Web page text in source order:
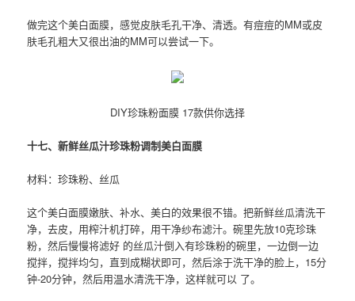
做完这个美白面膜，感觉皮肤毛孔干净、清透。有痘痘的MM或皮
肤毛孔粗大又很出油的MM可以尝试一下。
DIY珍珠粉面膜 17款供你选择
十七、新鲜丝瓜汁珍珠粉调制美白面膜
材料：珍珠粉、丝瓜
这个美白面膜嫩肤、补水、美白的效果很不错。把新鲜丝瓜清洗干
净，去皮，用榨汁机打碎，用干净纱布滤汁。碗里先放10克珍珠
粉，然后慢慢将滤好 的丝瓜汁倒入有珍珠粉的碗里，一边倒一边
搅拌，搅拌均匀，直到成糊状即可，然后涂于洗干净的脸上，15分
钟-20分钟，然后用温水清洗干净，这样就可以 了。